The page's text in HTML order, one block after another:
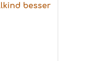
besser